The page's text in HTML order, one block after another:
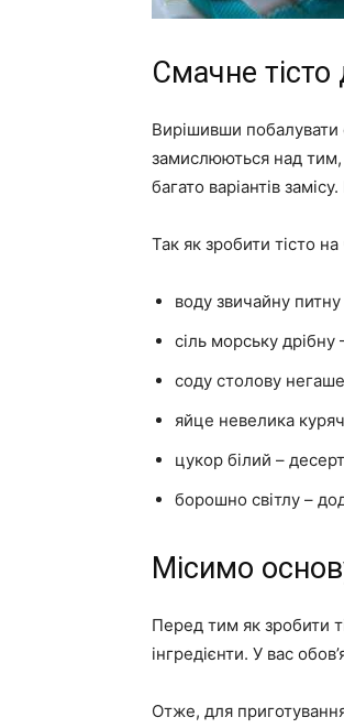
Смачне
Вирішивши побалувати
замислюються над тим,
багато варіантів
Так як зробити тісто
воду звичайну
сіль морську
соду столову
яйце невелика
цукор білий –
борошно світлу –
Місимо
Перед тим як зробити
інгредієнти. У вас
Отже, для